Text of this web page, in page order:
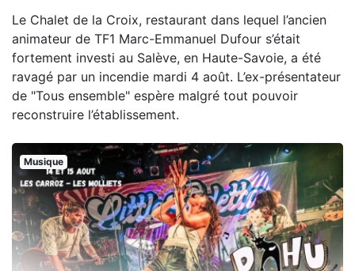
Le Chalet de la Croix, restaurant dans lequel l’ancien
animateur de TF1 Marc-Emmanuel Dufour s’était
fortement investi au Salève, en Haute-Savoie, a été
ravagé par un incendie mardi 4 août. L’ex-présentateur
de "Tous ensemble" espère malgré tout pouvoir
reconstruire l’établissement.
Musique